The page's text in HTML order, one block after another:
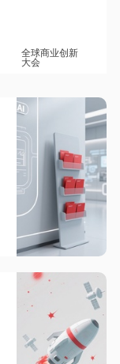
全球商业创新
大会